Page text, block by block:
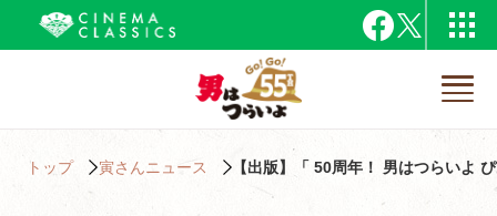
トップ 寅さんニュース 【出版】「 50周年！ 男はつらいよ